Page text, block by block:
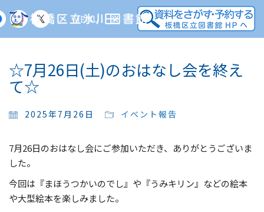
MENU
☆7月26日(土)のおはなし会を終え
て☆
2025年7月26日 イベント報告
7月26日のおはなし会にご参加いただき、ありがとうございま
した。
今回は『まほうつかいのでし』や『うみキリン』などの絵本
や大型絵本を楽しみました。